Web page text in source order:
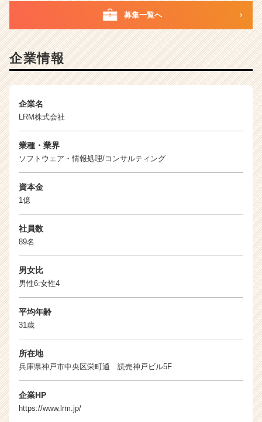
募集一覧へ
企業情報
企業名
LRM株式会社
業種・業界
ソフトウェア・情報処理/コンサルティング
資本金
1億
社員数
89名
男女比
男性6:女性4
平均年齢
31歳
所在地
兵庫県神戸市中央区栄町通 読売神戸ビル5F
企業HP
https://www.lrm.jp/